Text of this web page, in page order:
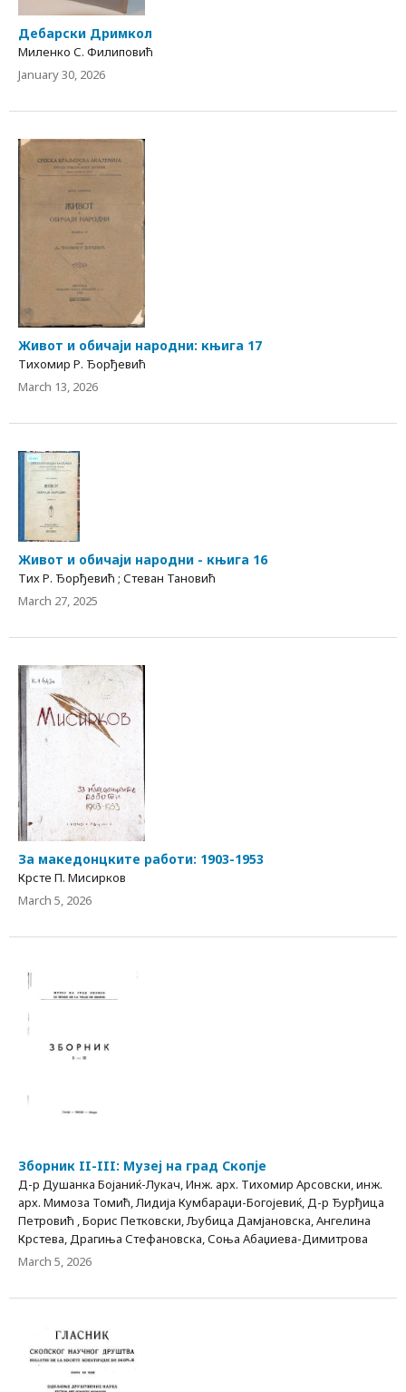
Дебарски Дримкол
Миленко С. Филиповић
January 30, 2026
Живот и обичаји народни: књига 17
Тихомир Р. Ђорђевић
March 13, 2026
Живот и обичаји народни - књига 16
Тих Р. Ђорђевић ; Стеван Тановић
March 27, 2025
За македонцките работи: 1903-1953
Крсте П. Мисирков
March 5, 2026
Зборник II-III: Музеј на град Скопје
Д-р Душанка Бојаниќ-Лукач, Инж. арх. Тихомир Арсовски, инж.
арх. Мимоза Томић, Лидија Кумбараџи-Богојевиќ, Д-р Ђурђица
Петровић , Борис Петковски, Љубица Дамјановска, Ангелина
Крстева, Драгиња Стефановска, Соња Абаџиева-Димитрова
March 5, 2026